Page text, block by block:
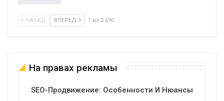
НАЗАД ВПЕРЕД 1 из 2 690
На правах рекламы
SEO-Продвижение: Особенности И Нюансы